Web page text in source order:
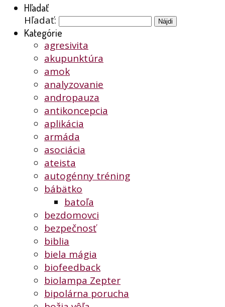
Hľadať
Hľadať:
Kategórie
agresivita
akupunktúra
amok
analyzovanie
andropauza
antikoncepcia
aplikácia
armáda
asociácia
ateista
autogénny tréning
bábätko
batoľa
bezdomovci
bezpečnosť
biblia
biela mágia
biofeedback
biolampa Zepter
bipolárna porucha